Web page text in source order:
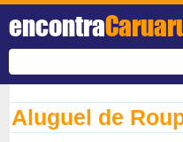
encontra
Aluguel de